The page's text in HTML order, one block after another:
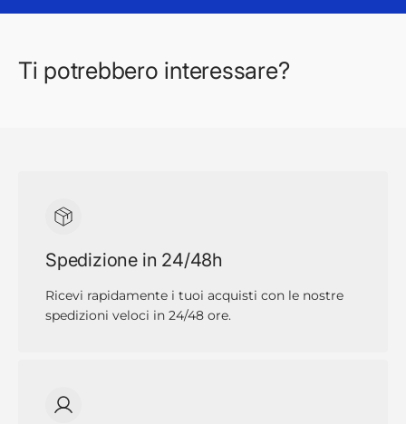
Ti potrebbero interessare?
Spedizione in 24/48h
Ricevi rapidamente i tuoi acquisti con le nostre
spedizioni veloci in 24/48 ore.